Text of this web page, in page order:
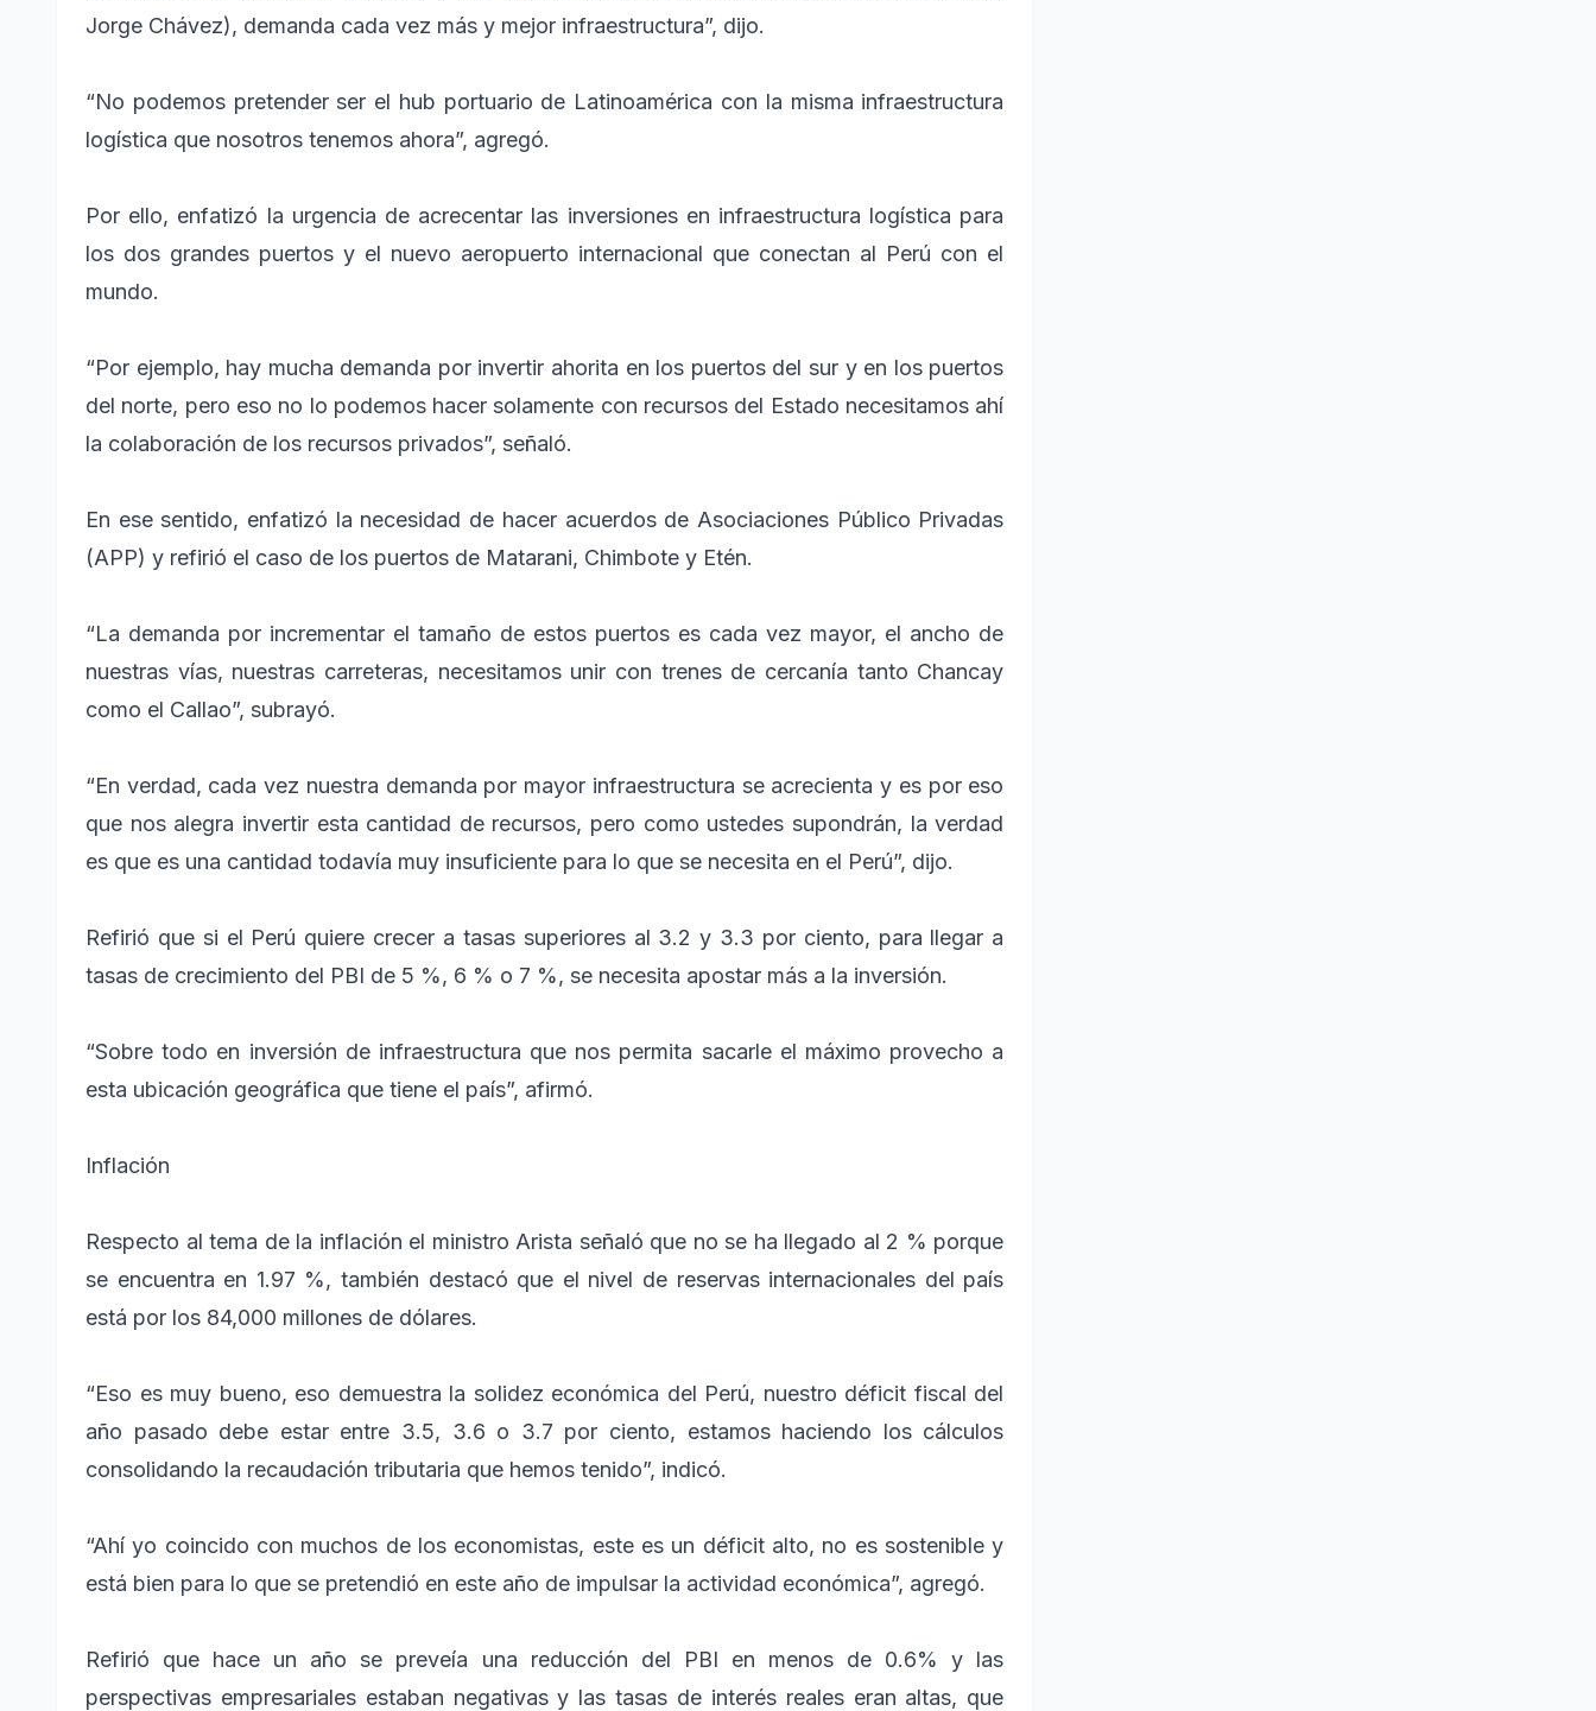
Jorge Chávez), demanda cada vez más y mejor infraestructura”, dijo.
“No podemos pretender ser el hub portuario de Latinoamérica con la misma infraestructura
logística que nosotros tenemos ahora”, agregó.
Por ello, enfatizó la urgencia de acrecentar las inversiones en infraestructura logística para
los dos grandes puertos y el nuevo aeropuerto internacional que conectan al Perú con el
mundo.
“Por ejemplo, hay mucha demanda por invertir ahorita en los puertos del sur y en los puertos
del norte, pero eso no lo podemos hacer solamente con recursos del Estado necesitamos ahí
la colaboración de los recursos privados”, señaló.
En ese sentido, enfatizó la necesidad de hacer acuerdos de Asociaciones Público Privadas
(APP) y refirió el caso de los puertos de Matarani, Chimbote y Etén.
“La demanda por incrementar el tamaño de estos puertos es cada vez mayor, el ancho de
nuestras vías, nuestras carreteras, necesitamos unir con trenes de cercanía tanto Chancay
como el Callao”, subrayó.
“En verdad, cada vez nuestra demanda por mayor infraestructura se acrecienta y es por eso
que nos alegra invertir esta cantidad de recursos, pero como ustedes supondrán, la verdad
es que es una cantidad todavía muy insuficiente para lo que se necesita en el Perú”, dijo.
Refirió que si el Perú quiere crecer a tasas superiores al 3.2 y 3.3 por ciento, para llegar a
tasas de crecimiento del PBI de 5 %, 6 % o 7 %, se necesita apostar más a la inversión.
“Sobre todo en inversión de infraestructura que nos permita sacarle el máximo provecho a
esta ubicación geográfica que tiene el país”, afirmó.
Inflación
Respecto al tema de la inflación el ministro Arista señaló que no se ha llegado al 2 % porque
se encuentra en 1.97 %, también destacó que el nivel de reservas internacionales del país
está por los 84,000 millones de dólares.
“Eso es muy bueno, eso demuestra la solidez económica del Perú, nuestro déficit fiscal del
año pasado debe estar entre 3.5, 3.6 o 3.7 por ciento, estamos haciendo los cálculos
consolidando la recaudación tributaria que hemos tenido”, indicó.
“Ahí yo coincido con muchos de los economistas, este es un déficit alto, no es sostenible y
está bien para lo que se pretendió en este año de impulsar la actividad económica”, agregó.
Refirió que hace un año se preveía una reducción del PBI en menos de 0.6% y las
perspectivas empresariales estaban negativas y las tasas de interés reales eran altas, que